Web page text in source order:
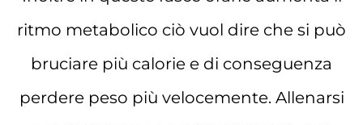
ritmo metabolico ciò vuol dire che si può
bruciare più calorie e di conseguenza
perdere peso più velocemente. Allenarsi